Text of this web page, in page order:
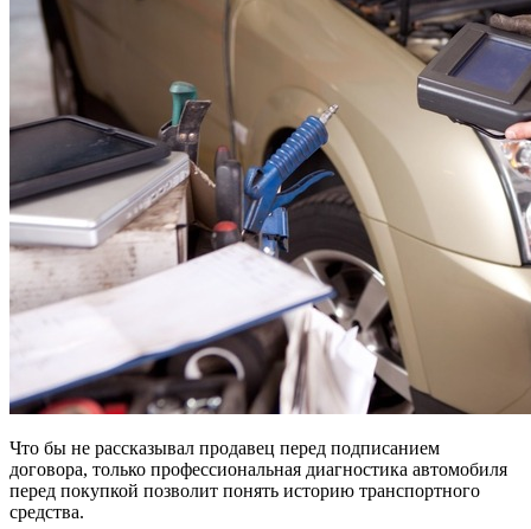
Что бы не рассказывал продавец перед подписанием
договора, только профессиональная диагностика автомобиля
перед покупкой позволит понять историю транспортного
средства.